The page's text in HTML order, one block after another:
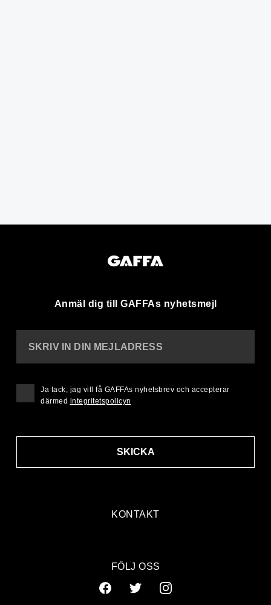
Anmäl dig till GAFFAs nyhetsmejl
KONTAKT
SKRIV IN DIN MEJLADRESS
SKICKA
Ja tack, jag vill få GAFFAs nyhetsbrev och accepterar
därmed integritetspolicyn
FÖLJ OSS